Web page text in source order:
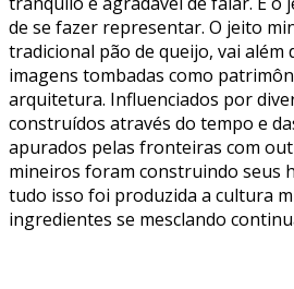
de se fazer representar. O jeito
tradicional pão de queijo, vai além
imagens tombadas como
arquitetura. Influenciados por
construídos através do tempo e
apurados pelas fronteiras com
mineiros foram construindo seus
tudo isso foi produzida a cultura
ingredientes se mesclando